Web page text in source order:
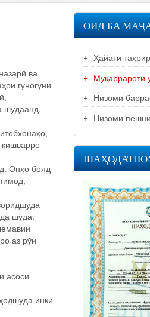
ва
гуногуни
шудаанд,
Онҳо бояд
шуда,
аз рӯи
асоси
инки-
ОИД БА
Ҳайати
Муқаррароти
Низоми
Низоми